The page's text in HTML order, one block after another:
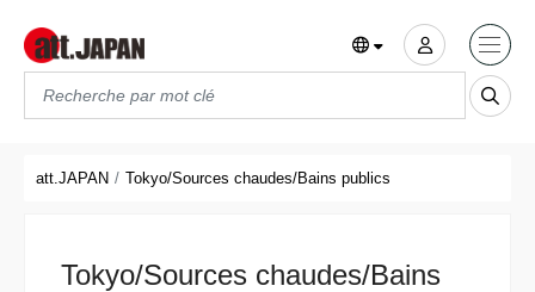
att.JAPAN Tokyo/Sources chaudes/Bains publics
Tokyo/Sources chaudes/Bains